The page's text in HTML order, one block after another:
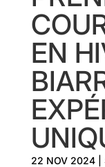
EN
22 NOV 2024|